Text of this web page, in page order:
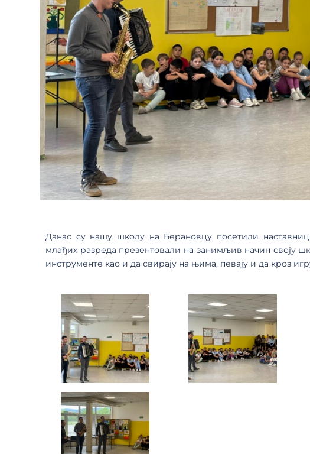
Данас су нашу школу на Берановцу посетили
млађих разреда презентовали на занимљив начин своју
инструменте као и да свирају на њима, певају и да кроз